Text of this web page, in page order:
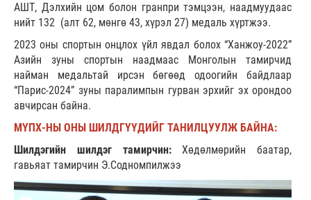
АШТ, Дэлхийн цом болон гранпри тэмцээн, наадмуудаас
нийт 132 (алт 62, мөнгө 43, хүрэл 27) медаль хүртжээ.
2023 оны спортын онцлох үйл явдал болох “Ханжоу-2022”
Азийн зуны спортын наадмаас Монголын тамирчид
найман медальтай ирсэн бөгөөд одоогийн байдлаар
“Парис-2024” зуны паралимпын гурван эрхийг эх орондоо
авчирсан байна.
МҮПХ-НЫ ОНЫ ШИЛДГҮҮДИЙГ ТАНИЛЦУУЛЖ БАЙНА:
Шилдэгийн шилдэг тамирчин:Хөдөлмөрийн баатар,
гавьяат тамирчин Э.Содномпилжээ